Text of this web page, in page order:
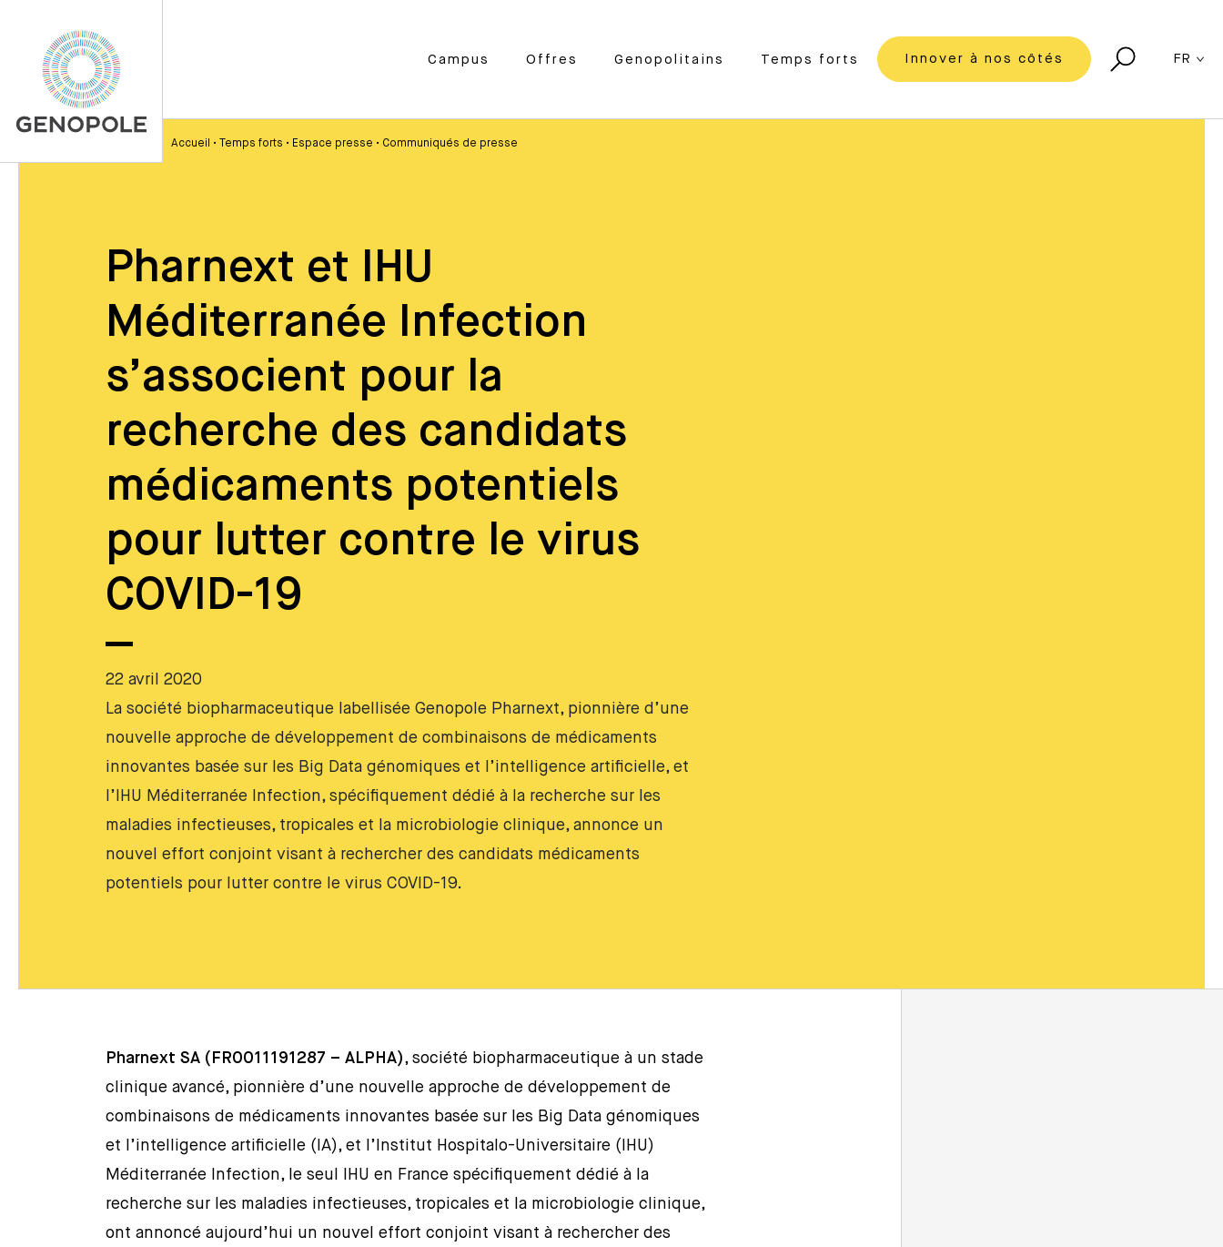
Campus Offres Genopolitains Temps forts Innover à nos côtés FR
Accueil • Temps forts • Espace presse • Communiqués de presse
Pharnext et IHU
Méditerranée Infection
s’associent pour la
recherche des candidats
médicaments potentiels
pour lutter contre le virus
COVID-19
22 avril 2020
La société biopharmaceutique labellisée Genopole Pharnext, pionnière d’une
nouvelle approche de développement de combinaisons de médicaments
innovantes basée sur les Big Data génomiques et l’intelligence artificielle, et
l’IHU Méditerranée Infection, spécifiquement dédié à la recherche sur les
maladies infectieuses, tropicales et la microbiologie clinique, annonce un
nouvel effort conjoint visant à rechercher des candidats médicaments
potentiels pour lutter contre le virus COVID-19.
Pharnext SA (FR0011191287 – ALPHA), société biopharmaceutique à un stade
clinique avancé, pionnière d’une nouvelle approche de développement de
combinaisons de médicaments innovantes basée sur les Big Data génomiques
et l’intelligence artificielle (IA), et l’Institut Hospitalo-Universitaire (IHU)
Méditerranée Infection, le seul IHU en France spécifiquement dédié à la
recherche sur les maladies infectieuses, tropicales et la microbiologie clinique,
ont annoncé aujourd’hui un nouvel effort conjoint visant à rechercher des